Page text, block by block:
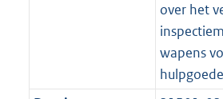
o
t
t
e
t
over het
wapens